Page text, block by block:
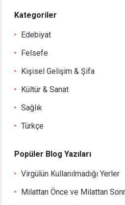
Kategoriler
Edebiyat
Felsefe
Kişisel Gelişim & Şifa
Kültür & Sanat
Sağlık
Türkçe
Popüler Blog Yazıları
Virgülün Kullanılmadığı Yerler
Milattan Önce ve Milattan